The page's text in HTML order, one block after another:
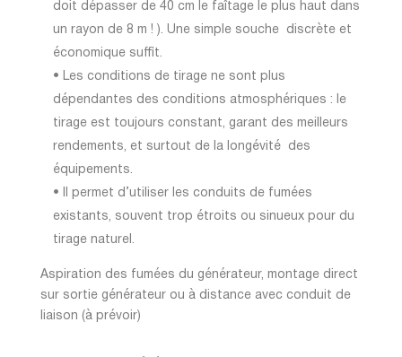
doit dépasser de 40 cm le faîtage le plus haut dans
un rayon de 8 m ! ). Une simple souche discrète et
économique suffit.
• Les conditions de tirage ne sont plus
dépendantes des conditions atmosphériques : le
tirage est toujours constant, garant des meilleurs
rendements, et surtout de la longévité des
équipements.
• Il permet d’utiliser les conduits de fumées
existants, souvent trop étroits ou sinueux pour du
tirage naturel.
Aspiration des fumées du générateur, montage direct
sur sortie générateur ou à distance avec conduit de
liaison (à prévoir)